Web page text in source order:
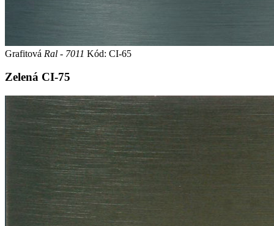
Grafitová Ral - 7011 Kód: CI-65
Zelená CI-75